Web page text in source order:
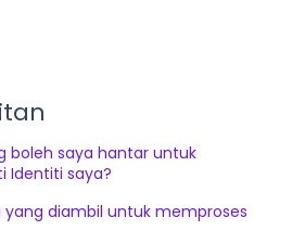
boleh saya hantar untuk
Identiti saya?
diambil untuk memproses